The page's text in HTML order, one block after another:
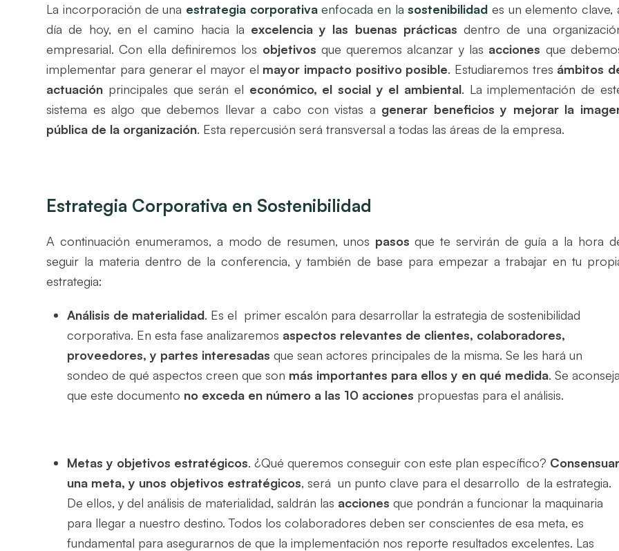
La incorporación de una estrategia corporativaenfocada en lasostenibilidad es un elemento clave,
día de hoy, en el camino hacia la excelencia y las buenas prácticas dentro de una
empresarial. Con ella definiremos los objetivos que queremos alcanzar y las acciones que
implementar para generar el mayor el mayor impacto positivo posible. Estudiaremos tres ámbitos
actuación principales que serán el económico, el social y el ambiental. La implementación de
sistema es algo que debemos llevar a cabo con vistas a generar beneficios y mejorar la
pública de la organización. Esta repercusión será transversal a todas las áreas de la empresa.
Estrategia Corporativa en Sostenibilidad
A continuación enumeramos, a modo de resumen, unos pasos que te servirán de guía a la hora
seguir la materia dentro de la conferencia, y también de base para empezar a trabajar en tu
estrategia:
Análisis de materialidad. Es el primer escalón para desarrollar la estrategia de sostenibilidad
corporativa. En esta fase analizaremos aspectos relevantes de clientes, colaboradores,
proveedores, y partes interesadas quesean actores principales de la misma. Se les hará un
sondeo de qué aspectoscreen queson más importantes para ellos y en qué medida. Se
que este documento no exceda en número a las 10 acciones propuestas para el análisis.
Metas y objetivos estratégicos. ¿Qué queremos conseguir con este plan específico?
una meta, y unos objetivos estratégicos, será un punto clave para el desarrollo de la estrategia.
De ellos, y del análisis de materialidad, saldrán las acciones que pondrán a funcionar la maquinaria
para llegar a nuestro destino. Todos los colaboradores deben ser conscientes de esa meta, es
fundamental para asegurarnos de que la implementación nos reporte resultados excelentes. Las